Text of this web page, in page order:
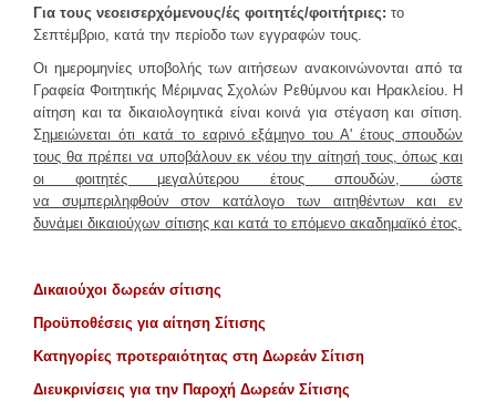
Για τους νεοεισερχόμενους/ές φοιτητές/φοιτήτριες: το
Σεπτέμβριο, κατά την περίοδο των εγγραφών τους.
Οι ημερομηνίες υποβολής των αιτήσεων ανακοινώνονται από τα
Γραφεία Φοιτητικής Μέριμνας Σχολών Ρεθύμνου και Ηρακλείου. Η
αίτηση και τα δικαιολογητικά είναι κοινά για στέγαση και σίτιση.
Σημειώνεται ότι κατά το εαρινό εξάμηνο του Α' έτους σπουδών
τους θα πρέπει να υποβάλουν εκ νέου την αίτησή τους, όπως και
οι φοιτητές μεγαλύτερου έτους σπουδών, ώστε
να συμπεριληφθούν στον κατάλογο των αιτηθέντων και εν
δυνάμει δικαιούχων σίτισης και κατά το επόμενο ακαδημαϊκό έτος.
Δικαιούχοι δωρεάν σίτισης
Προϋποθέσεις για αίτηση Σίτισης
Κατηγορίες προτεραιότητας στη Δωρεάν Σίτιση
Διευκρινίσεις για την Παροχή Δωρεάν Σίτισης